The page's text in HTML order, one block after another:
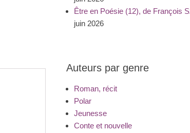
Être en Poésie (12), de François
juin 2026
Auteurs par genre
Roman, récit
Polar
Jeunesse
Conte et nouvelle